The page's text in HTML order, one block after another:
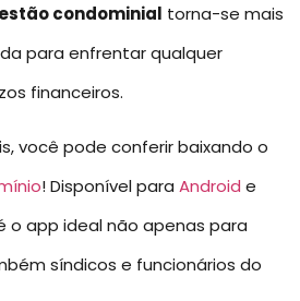
condominial torna-se mais
para enfrentar qualquer
financeiros.
você pode conferir baixando o
! Disponível para Android e
o app ideal não apenas para
síndicos e funcionários do